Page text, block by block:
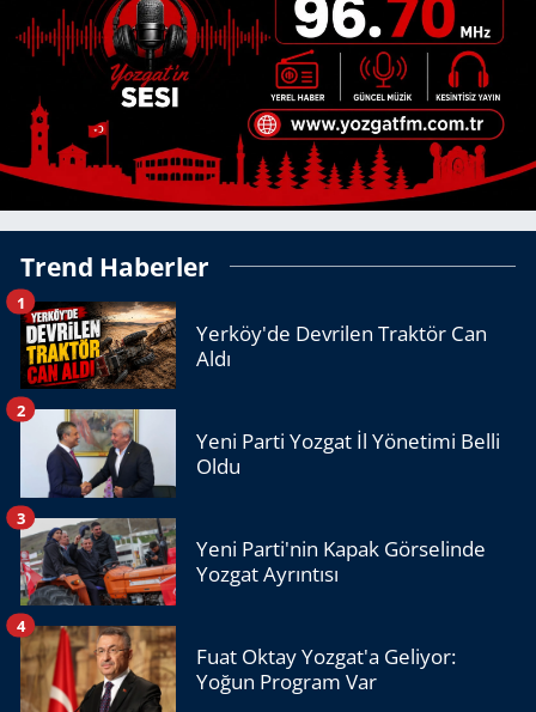
Trend Haberler
Yerköy'de Devrilen Traktör Can
Aldı
1
Yeni Parti Yozgat İl Yönetimi Belli
Oldu
2
Yeni Parti'nin Kapak Görselinde
Yozgat Ayrıntısı
3
Fuat Oktay Yozgat'a Geliyor:
Yoğun Program Var
4